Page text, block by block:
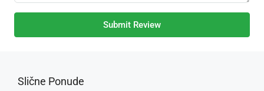
Submit Review
Slične Ponude